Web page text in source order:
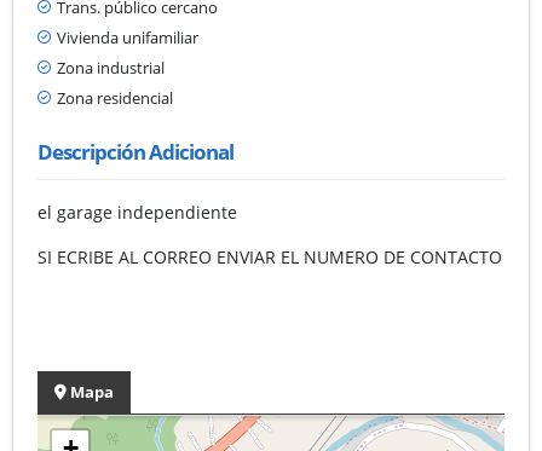
Trans. público cercano
Vivienda unifamiliar
Zona industrial
Zona residencial
Descripción Adicional
el garage independiente
SI ECRIBE AL CORREO ENVIAR EL NUMERO DE CONTACTO
Mapa